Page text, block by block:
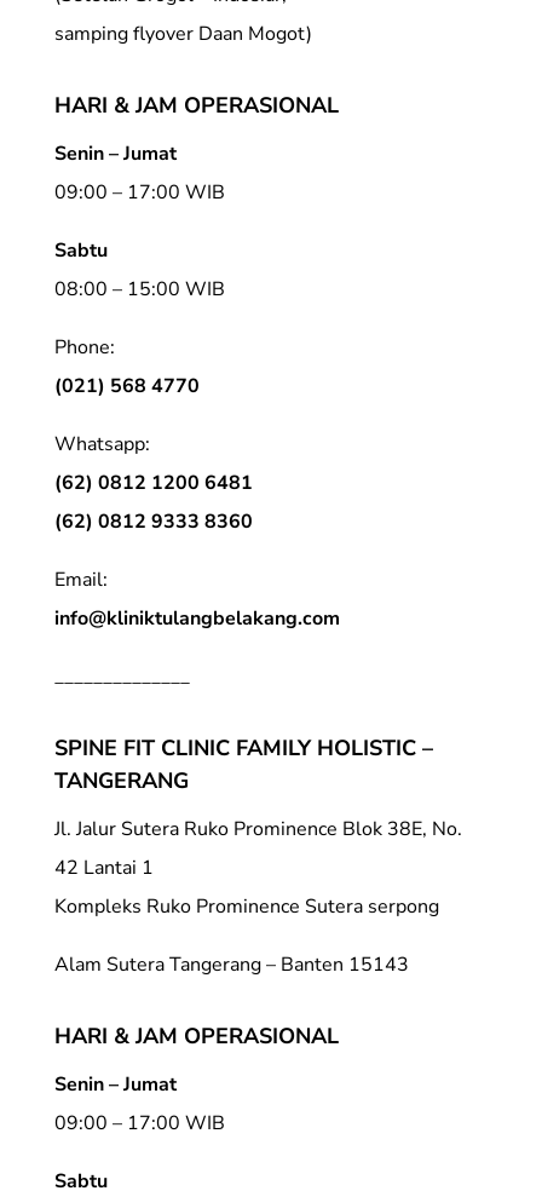
samping flyover Daan Mogot)
HARI & JAM OPERASIONAL
Senin – Jumat
09:00 – 17:00 WIB
Sabtu
08:00 – 15:00 WIB
Phone:
(021) 568 4770
Whatsapp:
(62) 0812 1200 6481
(62) 0812 9333 8360
Email:
info@kliniktulangbelakang.com
______________
SPINE FIT CLINIC FAMILY HOLISTIC –
TANGERANG
Jl. Jalur Sutera Ruko Prominence Blok 38E, No.
42 Lantai 1
Kompleks Ruko Prominence Sutera serpong
Alam Sutera Tangerang – Banten 15143
HARI & JAM OPERASIONAL
Senin – Jumat
09:00 – 17:00 WIB
Sabtu